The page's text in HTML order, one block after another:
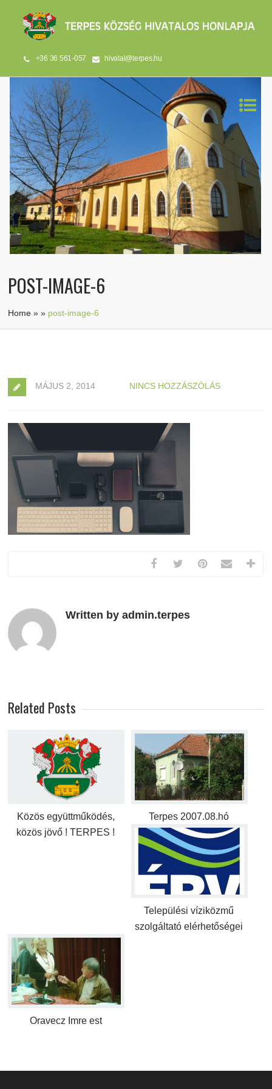
+36 36 561-057 hivatal@terpes.hu
POST-IMAGE-6
Home »» post-image-6
MÁJUS 2, 2014 NINCS HOZZÁSZÓLÁS
Written by admin.terpes
Related Posts
Közös együttműködés,
közös jövő ! TERPES !
Terpes 2007.08.hó
Települési víziközmű
szolgáltató elérhetőségei
Oravecz Imre est